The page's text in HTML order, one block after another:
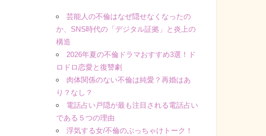
芸能人の不倫はなぜ隠せなくなったの
か、SNS時代の「デジタル証拠」と炎上の
構造
2026年夏の不倫ドラマおすすめ3選！ド
ロドロ恋愛と復讐劇
肉体関係のない不倫は純愛？再婚はあ
り？なし？
電話占い戸隠が最も注目される電話占い
である５つの理由
浮気する女/不倫のぶっちゃけトーク！